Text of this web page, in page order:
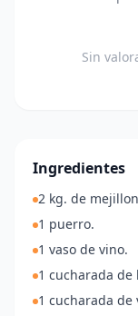
Sin
Ingredientes
2 kg. de
1 puerro.
1 vaso de vino.
1 cucharada
1 cucharada de